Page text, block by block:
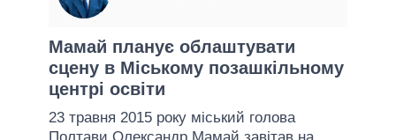
ОГЛЯДИ
ДАЙДЖЕСТИ
ПРЕЗИДЕНТ І ОФІС
ВЕРХОВНА РАДА
КАБІНЕТ МІНІСТРІВ
ГОЛОВИ ОБЛАДМІНІСТРАЦІЙ
МЕРИ МІСТ
ПІДТРИМАТИ
Мамай планує облаштувати
сцену в Міському позашкільному
центрі освіти
23 травня 2015 року міський голова